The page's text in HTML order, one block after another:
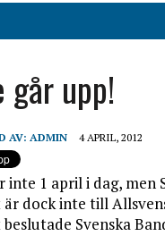
går upp!
AV: ADMIN 4 APRIL, 2012
inte 1 april i dag, men
är dock inte till
beslutade Svenska